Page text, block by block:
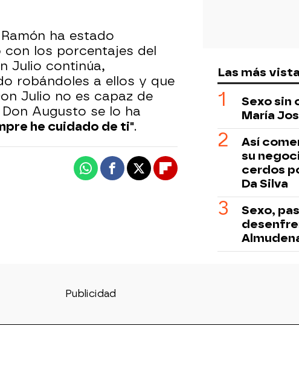
ha estado
los porcentajes del
Julio continúa,
robándoles a ellos y que
Julio no es capaz de
Augusto se lo ha
he cuidado de ti".
WhatsappFacebook
X Flipboard
Las más
Sexo sin
María
Así
su
cerdos
Da Silva
Sexo,